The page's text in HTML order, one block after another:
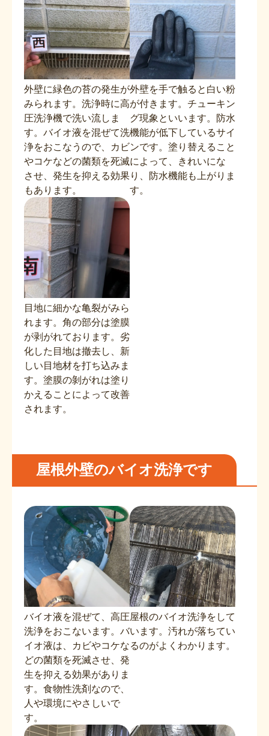
外壁に緑色の苔の発生が
みられます。洗浄時に高
圧洗浄機で洗い流しま
す。バイオ液を混ぜて洗
浄をおこなうので、カビ
やコケなどの菌類を死滅
させ、発生を抑える効果
もあります。
外壁を手で触ると白い粉
が付きます。チューキン
グ現象といいます。防水
機能が低下しているサイ
ンです。塗り替えること
によって、きれいにな
り、防水機能も上がりま
す。
目地に細かな亀裂がみら
れます。角の部分は塗膜
が剥がれております。劣
化した目地は撤去し、新
しい目地材を打ち込みま
す。塗膜の剝がれは塗り
かえることによって改善
されます。
屋根外壁のバイオ洗浄です
バイオ液を混ぜて、高圧
洗浄をおこないます。バ
イオ液は、カビやコケな
どの菌類を死滅させ、発
生を抑える効果がありま
す。食物性洗剤なので、
人や環境にやさしいで
す。
屋根のバイオ洗浄をして
います。汚れが落ちてい
るのがよくわかります。